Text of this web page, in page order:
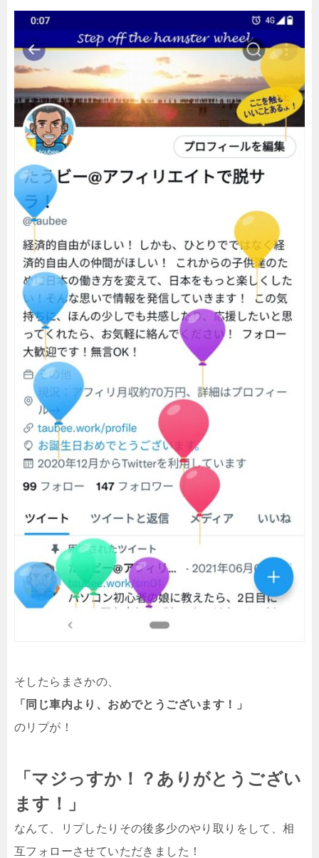
そしたらまさかの、
「同じ車内より、おめでとうございます！」
のリプが！
「マジっすか！？ありがとうござい
ます！」
なんて、リプしたりその後多少のやり取りをして、相
互フォローさせていただきました！